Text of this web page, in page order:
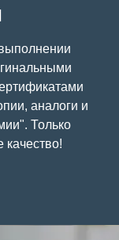
аналоги и
Только